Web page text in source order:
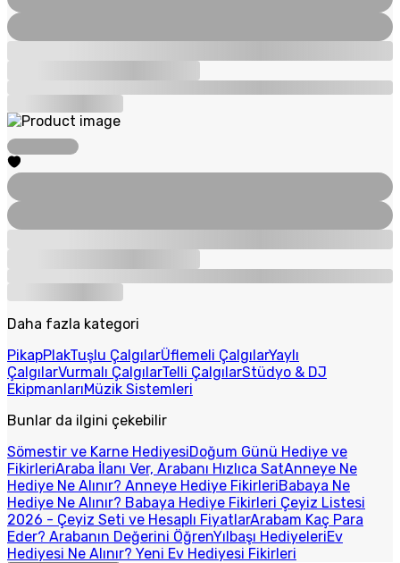
Daha fazla kategori
PikapPlakTuşlu ÇalgılarÜflemeli ÇalgılarYaylı
ÇalgılarVurmalı ÇalgılarTelli ÇalgılarStüdyo & DJ
EkipmanlarıMüzik Sistemleri
Bunlar da ilgini çekebilir
Sömestir ve Karne HediyesiDoğum Günü Hediye ve
FikirleriAraba İlanı Ver, Arabanı Hızlıca SatAnneye Ne
Hediye Ne Alınır? Anneye Hediye FikirleriBabaya Ne
Hediye Ne Alınır? Babaya Hediye Fikirleri Çeyiz Listesi
2026 - Çeyiz Seti ve Hesaplı FiyatlarArabam Kaç Para
Eder? Arabanın Değerini ÖğrenYılbaşı HediyeleriEv
Hediyesi Ne Alınır? Yeni Ev Hediyesi Fikirleri